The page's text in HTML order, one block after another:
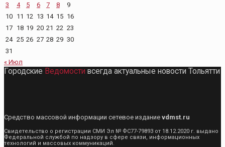
3
4 5 6 7 8
9
10 11 12 13 14 15 16
17 18 19 20 21 22 23
24 25 26 27 28 29 30
31
« Июл
Городские Ведомости всегда актуальные новости Тольятти
Средство массовой информации сетевое издание vdmst.ru
Свидетельство о регистрации СМИ Эл № ФС77-79893 от 18.12.2020 г. выдано
Федеральной службой по надзору в сфере связи, информационных
технологий и массовых коммуникаций.